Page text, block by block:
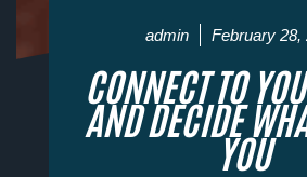
admin February 28,
CONNECT TO
AND DECIDE
YOU